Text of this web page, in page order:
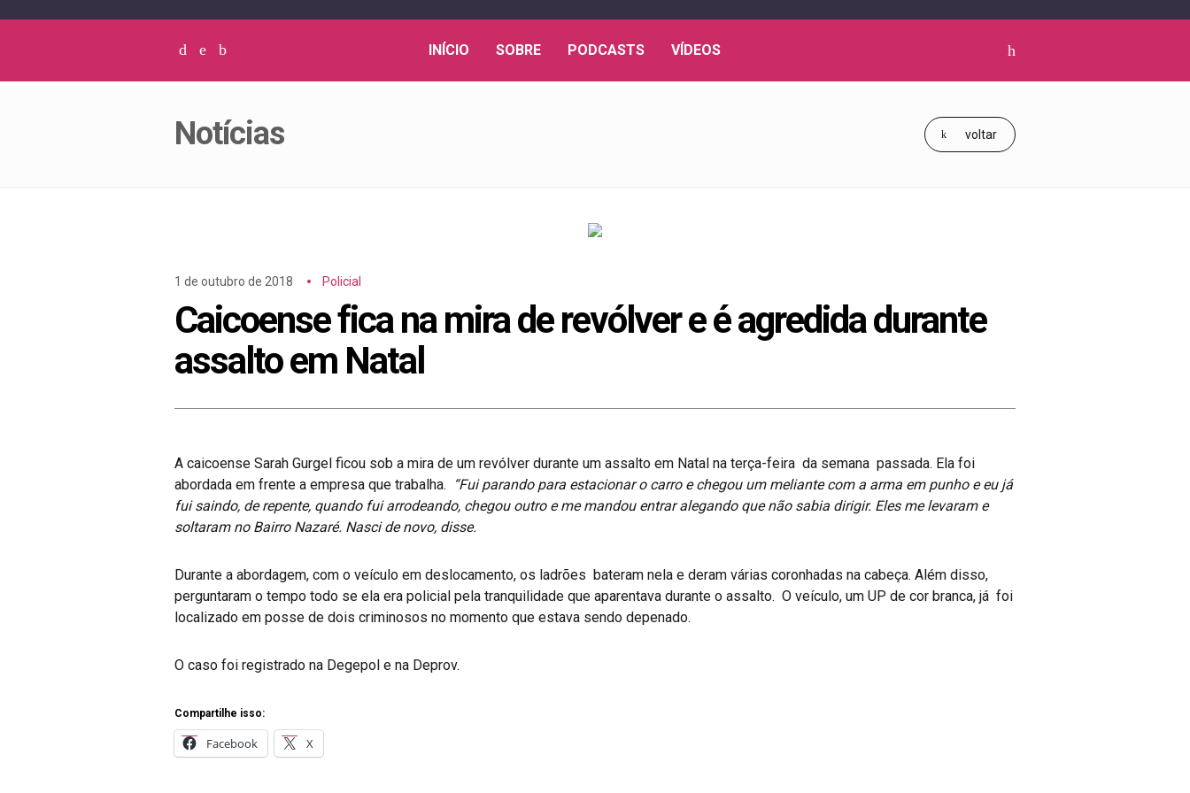
Facebook
TwitterInstagram
pesquisar
INÍCIO SOBRE PODCASTS VÍDEOS
Notícias voltar
1 de outubro de 2018 Policial
Caicoense fica na mira de revólver e é agredida durante
assalto em Natal
A caicoense Sarah Gurgel ficou sob a mira de um revólver durante um assalto em Natal na terça-feira da semana passada. Ela foi
abordada em frente a empresa que trabalha.
“Fui parando para estacionar o carro e chegou um meliante com a arma em punho e eu já
fui saindo, de repente, quando fui arrodeando, chegou outro e me mandou entrar alegando que não sabia dirigir. Eles me levaram e
soltaram no Bairro Nazaré. Nasci de novo, disse.
Durante a abordagem, com o veículo em deslocamento, os ladrões bateram nela e deram várias coronhadas na cabeça. Além disso,
perguntaram o tempo todo se ela era policial pela tranquilidade que aparentava durante o assalto. O veículo, um UP de cor branca, já foi
localizado em posse de dois criminosos no momento que estava sendo depenado.
O caso foi registrado na Degepol e na Deprov.
Compartilhe isso:
Facebook X